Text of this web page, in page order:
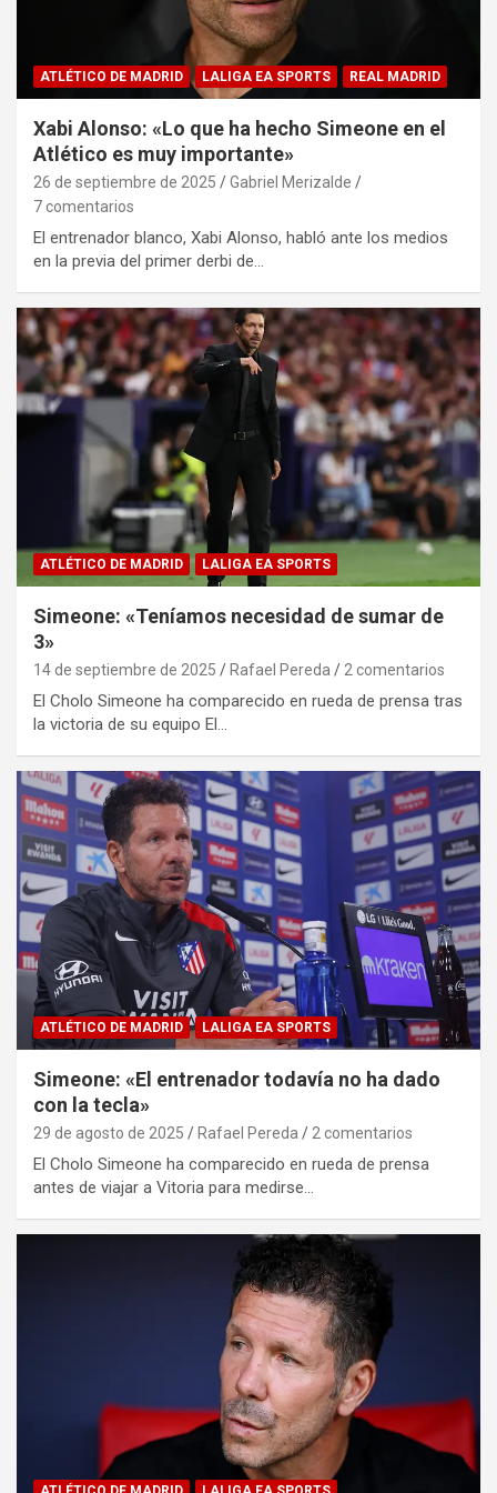
ATLÉTICO DE MADRID LALIGA EA SPORTS REAL MADRID
Xabi Alonso: «Lo que ha hecho Simeone en el
Atlético es muy importante»
26 de septiembre de 2025
Gabriel Merizalde
7 comentarios
El entrenador blanco, Xabi Alonso, habló ante los medios
en la previa del primer derbi de…
ATLÉTICO DE MADRID LALIGA EA SPORTS
Simeone: «Teníamos necesidad de sumar de
3»
14 de septiembre de 2025 Rafael Pereda 2 comentarios
El Cholo Simeone ha comparecido en rueda de prensa tras
la victoria de su equipo El…
ATLÉTICO DE MADRID LALIGA EA SPORTS
Simeone: «El entrenador todavía no ha dado
con la tecla»
29 de agosto de 2025 Rafael Pereda 2 comentarios
El Cholo Simeone ha comparecido en rueda de prensa
antes de viajar a Vitoria para medirse…